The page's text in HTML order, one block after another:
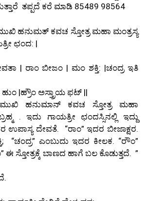
ತಪ್ಪದೆ ಕರೆ ಮಾಡಿ 85489 98564
ಹನುಮತ್ ಕವಚ ಸ್ತೋತ್ರ ಮಹಾ ಮಂತ್ರಸ್ಯ
ಛಂದ: |
| ರಾಂ ಬೀಜಂ | ಮಂ ಶಕ್ತಿ: |ಚಂದ್ರ ಇತಿ
|ಹ್ರೌಂ ಅಸ್ತ್ರಾಯ ಫಟ್ ||
ಹನುಮಾನ್ ಕವಚ ಸ್ತೋತ್ರ ಮಹಾ
. ಇದು ಗಾಯತ್ರೀ ಛಂದಸ್ಸಿನಲ್ಲಿ ಇದ್ದು
ಉಪಾಸ್ಯ ದೇವತೆ. “ರಾಂ” ಇದರ ಬೀಜಾಕ್ಷರ.
“ಚಂದ್ರ” ಎಂಬುದು ಇದರ ಕೀಲಕ. “ರೌಂ”
ಸ್ತೋತ್ರಕ್ಕೆ ಬಾಣದ ಹಾಗೆ ಬಲ ಕೊಡುತ್ತದೆ. ”